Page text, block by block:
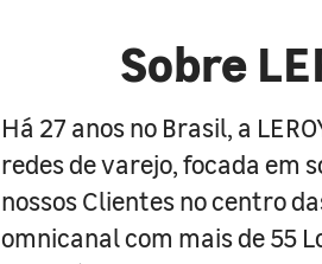
Sobre
Há 27 anos no Brasil, a
redes de varejo, focada em
nossos Clientes no centro
omnicanal com mais de 55